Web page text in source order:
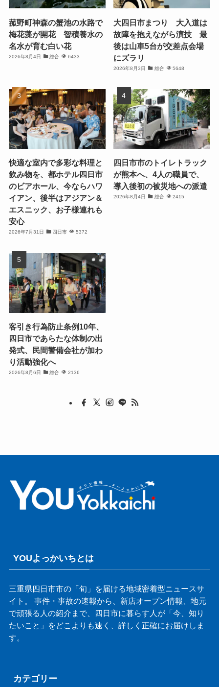
菰野町神森の蟹池の水路で
梅花藻が開花 智積養水の
名水が育む白い花
2026年8月4日 総合 6433
大四日市まつり 大入道は
故障を抱えながら演技 最
後は山車5台が交差点会場
にズラリ
2026年8月3日 総合 5648
快適な室内で多彩な料理と
飲み物を、都ホテル四日市
のビアホール、今ならハワ
イアン、後半はアジアン＆
エスニック、お子様連れも
安心
2026年7月31日 四日市 5372
四日市市のトイレトラック
が熊本へ、4人の職員で、
導入後初の被災地への派遣
2026年8月4日 総合 2415
客引き行為防止条例10年、
四日市であらたな体制の出
発式、民間警備会社が加わ
り活動強化へ
2026年8月6日 総合 2136
YOUよっかいちとは
三重県四日市市の「旬」を届ける地域密着型ニュースサ
イト。 事件・事故の速報から、新店オープン情報、地元
で頑張る人の紹介まで、四日市に暮らす人が「今、知り
たいこと」をどこよりも速く、詳しく正確にお届けしま
す。
カテゴリー